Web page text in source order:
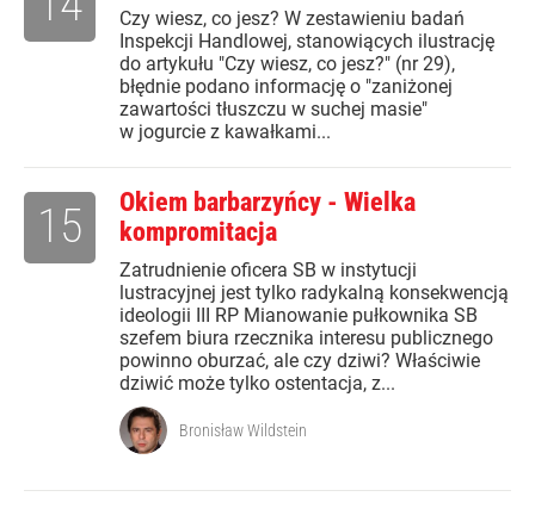
Czy wiesz, co jesz? W zestawieniu badań
Inspekcji Handlowej, stanowiących ilustrację
do artykułu "Czy wiesz, co jesz?" (nr 29),
błędnie podano informację o "zaniżonej
zawartości tłuszczu w suchej masie"
w jogurcie z kawałkami...
Okiem barbarzyńcy - Wielka
kompromitacja
Zatrudnienie oficera SB w instytucji
lustracyjnej jest tylko radykalną konsekwencją
ideologii III RP Mianowanie pułkownika SB
szefem biura rzecznika interesu publicznego
powinno oburzać, ale czy dziwi? Właściwie
dziwić może tylko ostentacja, z...
15
Bronisław Wildstein